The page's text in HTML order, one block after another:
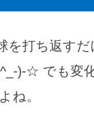
を打ち返す
)-☆ でも変
ね。